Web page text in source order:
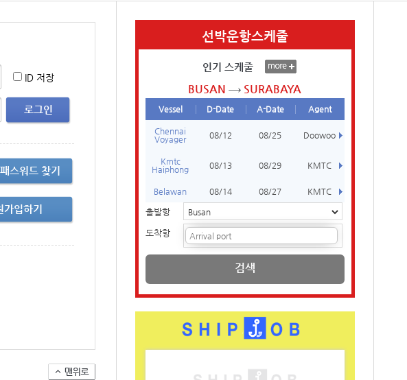
로그인
ID 저장
스워드 찾기
가입하기
선박운항스케줄
인기 스케줄
BUSAN SURABAYA
Vessel D-Date A-Date Agent
Chennai
Voyager
08/12 08/25 Doowoo
Kmtc
Haiphong
08/13 08/29 KMTC
Belawan 08/14 08/27 KMTC
출발항
도착항
검색